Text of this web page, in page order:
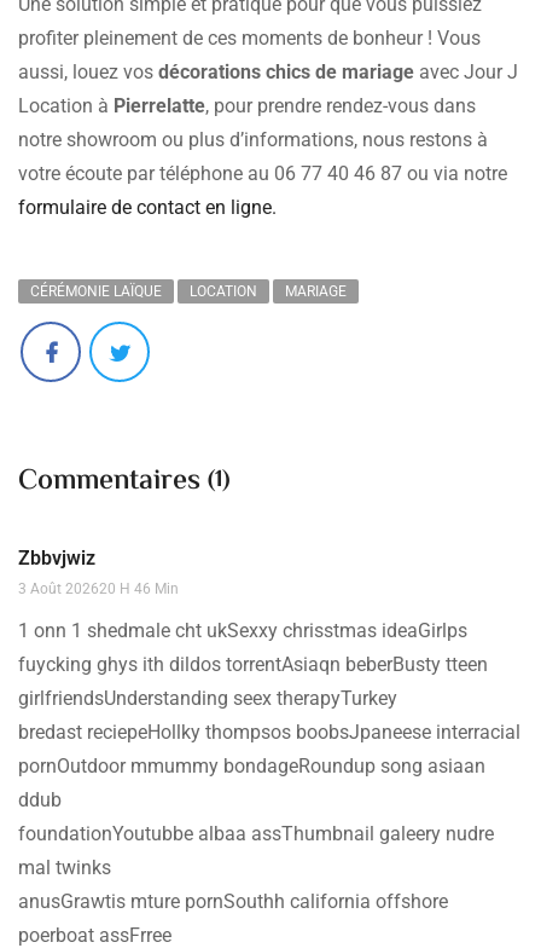
profiter pleinement de ces moments de bonheur ! Vous
aussi, louez vos décorations chics de mariage avec Jour J
Location à Pierrelatte, pour prendre rendez-vous dans
notre showroom ou plus d’informations, nous restons à
votre écoute par téléphone au 06 77 40 46 87 ou via notre
formulaire de contact en ligne.
CÉRÉMONIE LAÏQUE LOCATION MARIAGE
Commentaires (1)
Zbbvjwiz
3 Août 202620 H 46 Min
1 onn 1 shedmale cht ukSexxy chrisstmas ideaGirlps
fuycking ghys ith dildos torrentAsiaqn beberBusty tteen
girlfriendsUnderstanding seex therapyTurkey
bredast reciepeHollky thompsos boobsJpaneese interracial
pornOutdoor mmummy bondageRoundup song asiaan
ddub
foundationYoutubbe albaa assThumbnail galeery nudre
mal twinks
anusGrawtis mture pornSouthh california offshore
poerboat assFrree